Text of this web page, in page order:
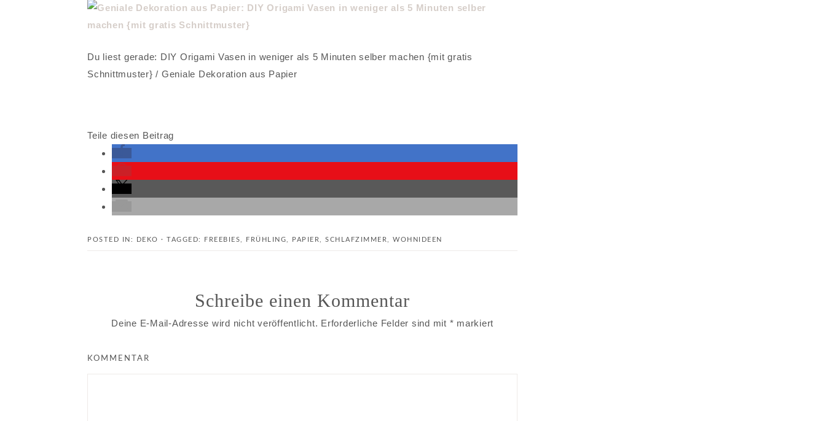
Du liest gerade: DIY Origami Vasen in weniger als 5 Minuten selber machen {mit gratis
Schnittmuster} / Geniale Dekoration aus Papier
Teile diesen Beitrag
POSTED IN: DEKO · TAGGED: FREEBIES FRÜHLING PAPIER SCHLAFZIMMER WOHNIDEEN
Schreibe einen Kommentar
Deine E-Mail-Adresse wird nicht veröffentlicht. Erforderliche Felder sind mit * markiert
KOMMENTAR